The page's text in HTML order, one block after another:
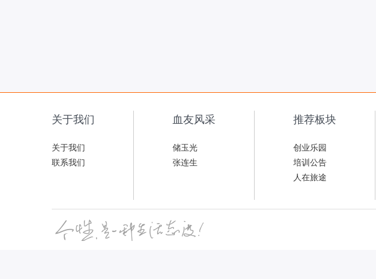
关于我们
关于我们
联系我们
血友风采
储玉光
张连生
推荐板块
创业乐园
培训公告
人在旅途